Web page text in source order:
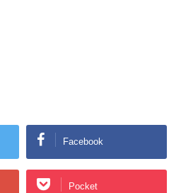
Facebook
Pocket